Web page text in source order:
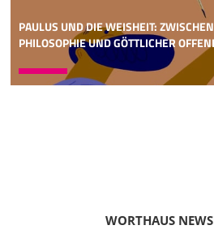
PAULUS UND DIE WEISHEIT:
PHILOSOPHIE UND GÖTTLICHER
WORTHAUS